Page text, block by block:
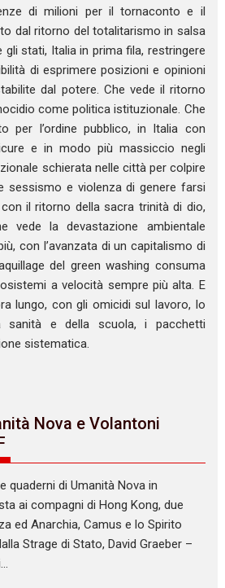
di milioni per il tornaconto e il
dal ritorno del totalitarismo in salsa
gli stati, Italia in prima fila, restringere
di esprimere posizioni e opinioni
dal potere. Che vede il ritorno
come politica istituzionale. Che
per l’ordine pubblico, in Italia con
e in modo più massiccio negli
schierata nelle città per colpire
sessismo e violenza di genere farsi
il ritorno della sacra trinità di dio,
vede la devastazione ambientale
con l’avanzata di un capitalismo di
del green washing consuma
a velocità sempre più alta. E
lungo, con gli omicidi sul lavoro, lo
sanità e della scuola, i pacchetti
sistematica.
Nova e Volantoni
quaderni di Umanità Nova in
ai compagni di Hong Kong, due
ed Anarchia, Camus e lo Spirito
Strage di Stato, David Graeber –